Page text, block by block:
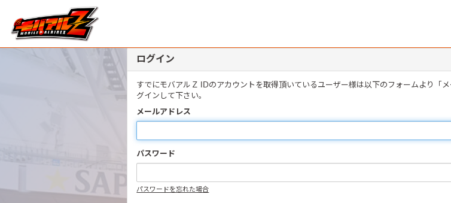
ログイン
すでにモバアルＺ IDのアカウントを取得頂いているユーザー様は以下のフォームより「
グインして下さい。
メールアドレス
パスワード
パスワードを忘れた場合